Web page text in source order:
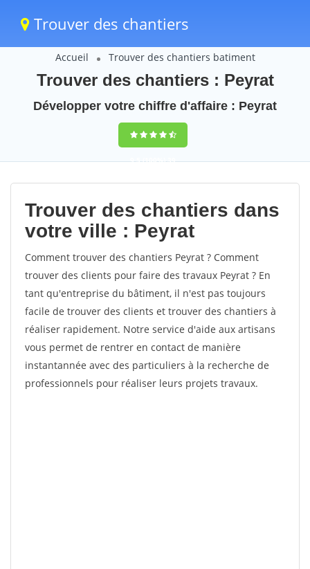
Trouver des chantiers
Accueil Trouver des chantiers batiment
Trouver des chantiers : Peyrat
Développer votre chiffre d'affaire : Peyrat
9,5(100%)39
votes
Trouver des chantiers dans
votre ville : Peyrat
Comment trouver des chantiers Peyrat ? Comment
trouver des clients pour faire des travaux Peyrat ? En
tant qu'entreprise du bâtiment, il n'est pas toujours
facile de trouver des clients et trouver des chantiers à
réaliser rapidement. Notre service d'aide aux artisans
vous permet de rentrer en contact de manière
instantannée avec des particuliers à la recherche de
professionnels pour réaliser leurs projets travaux.